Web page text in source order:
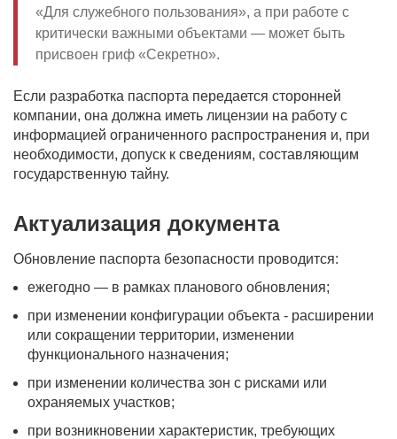
«Для служебного пользования», а при работе с
критически важными объектами — может быть
присвоен гриф «Секретно».
Если разработка паспорта передается сторонней
компании, она должна иметь лицензии на работу с
информацией ограниченного распространения и, при
необходимости, допуск к сведениям, составляющим
государственную тайну.
Актуализация документа
Обновление паспорта безопасности проводится:
ежегодно — в рамках планового обновления;
при изменении конфигурации объекта - расширении
или сокращении территории, изменении
функционального назначения;
при изменении количества зон с рисками или
охраняемых участков;
при возникновении характеристик, требующих